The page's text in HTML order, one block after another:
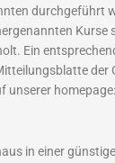
durchgeführt
Kurse
Ein
der
unserer
in einer